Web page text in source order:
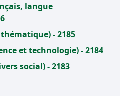
langue
- 2185
et technologie) - 2184
social) - 2183